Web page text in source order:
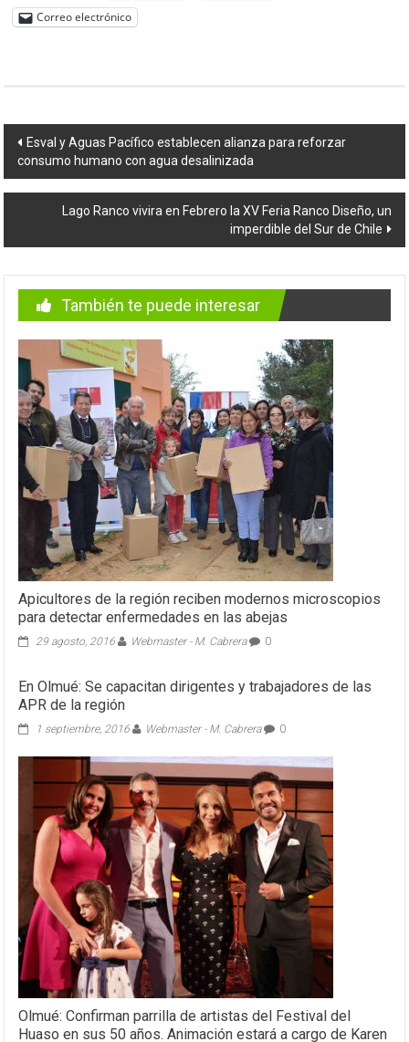
Correo electrónico
Navegación
de
entradas
Esval y Aguas Pacífico establecen alianza para reforzar
consumo humano con agua desalinizada
Lago Ranco vivira en Febrero la XV Feria Ranco Diseño, un
imperdible del Sur de Chile
También te puede interesar
Apicultores de la región reciben modernos microscopios
para detectar enfermedades en las abejas
29 agosto, 2016 Webmaster - M. Cabrera 0
En Olmué: Se capacitan dirigentes y trabajadores de las
APR de la región
1 septiembre, 2016 Webmaster - M. Cabrera 0
Olmué: Confirman parrilla de artistas del Festival del
Huaso en sus 50 años. Animación estará a cargo de Karen